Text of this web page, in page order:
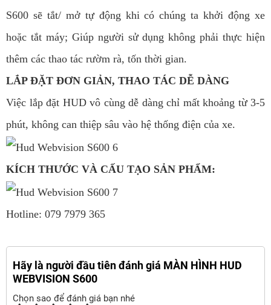
S600 sẽ tắt/ mở tự động khi có chúng ta khởi động xe
hoặc tắt máy; Giúp người sử dụng không phải thực hiện
thêm các thao tác rườm rà, tốn thời gian.
LẮP ĐẶT ĐƠN GIẢN, THAO TÁC DỄ DÀNG
Việc lắp đặt HUD vô cùng dễ dàng chỉ mất khoảng từ 3-5
phút, không can thiệp sâu vào hệ thống điện của xe.
KÍCH THƯỚC VÀ CẤU TẠO SẢN PHẨM:
Hotline: 079 7979 365
Hãy là người đầu tiên đánh giá MÀN HÌNH HUD
WEBVISION S600
Chọn sao để đánh giá bạn nhé